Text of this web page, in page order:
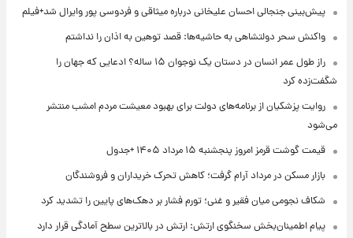
پیش‌بینی جنجالی احسان علیخانی درباره میثاقی و فردوسی پور وایرال شد+فیلم
واکنش سحر دولتشاهی به حاشیه‌ها: قصد توهین به اذان را نداشتم
راز طول عمر انسان در دستان یک نوجوان ۱۵ ساله؟ ادعایی که جهان را
شگفت‌زده کرد
روایت پزشکیان از برنامه‌های دولت برای بهبود معیشت مردم امشب منتشر
می‌شود
قیمت گوشت قرمز امروز پنجشنبه ۱۵ مرداد ۱۴۰۵ +جدول
بازار مسکن در مرداد آرام گرفت؛ کاهش تحرک خریداران و فروشندگان
شکاف نجومی میان فقیر و غنی؛ تورم فشار بر دهک‌های پایین را تشدید کرد
پیام اطمینان‌بخش سخنگوی ارتش: ارتش در بالاترین سطح آمادگی قرار دارد